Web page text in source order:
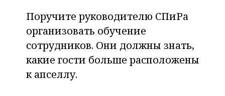
Поручите руководителю СПиРа
организовать обучение
сотрудников. Они должны знать,
какие гости больше расположены
к апселлу.